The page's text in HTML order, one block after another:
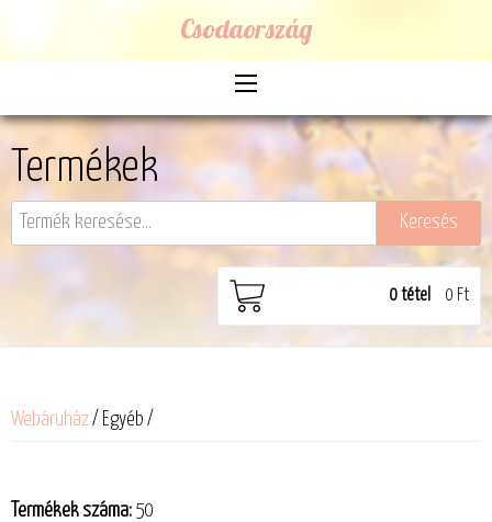
Csodaország
Termékek
0tétel 0 Ft
Webáruház/ Egyéb /
Termékek száma: 50